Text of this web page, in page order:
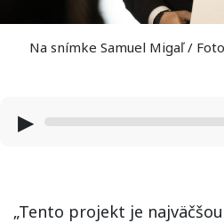
Na snímke Samuel Migaľ /
▶
„Tento projekt je